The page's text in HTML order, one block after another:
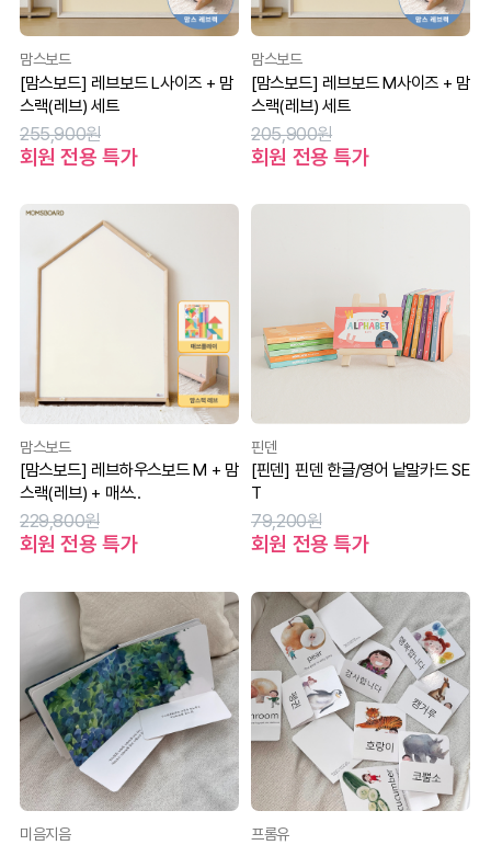
맘스보드
[맘스보드] 레브보드 L사이즈 + 맘
스랙(레브) 세트
255,900원
회원 전용 특가
맘스보드
[맘스보드] 레브보드 M사이즈 + 맘
스랙(레브) 세트
205,900원
회원 전용 특가
맘스보드
[맘스보드] 레브하우스보드 M + 맘
스랙(레브) + 매쓰..
229,800원
회원 전용 특가
핀덴
[핀덴] 핀덴 한글/영어 낱말카드 SE
T
79,200원
회원 전용 특가
미음지음 프롬유